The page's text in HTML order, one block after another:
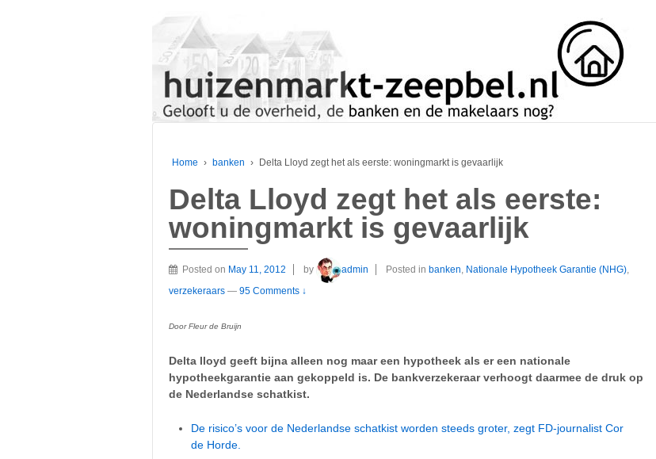
Home › banken › Delta Lloyd zegt het als eerste: woningmarkt is gevaarlijk
Delta Lloyd zegt het als eerste:
woningmarkt is gevaarlijk
Posted on May 11, 2012 by admin Posted in banken, Nationale Hypotheek Garantie (NHG),
verzekeraars — 95 Comments ↓
Door Fleur de Bruijn
Delta lloyd geeft bijna alleen nog maar een hypotheek als er een nationale
hypotheekgarantie aan gekoppeld is. De bankverzekeraar verhoogt daarmee de druk op
de Nederlandse schatkist.
De risico’s voor de Nederlandse schatkist worden steeds groter, zegt FD-journalist Cor
de Horde.